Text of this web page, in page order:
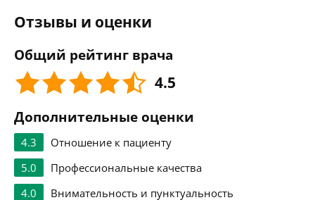
Отзывы и оценки
Общий рейтинг врача
4.5
Дополнительные оценки
4.3
Отношение к пациенту
5.0
Профессиональные качества
4.0
Внимательность и пунктуальность